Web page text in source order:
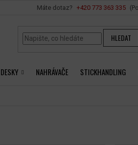
+420 ‭773 363 335
Vše o nákupu
HLEDAT
NAHRÁVAČE STICKHANDLING